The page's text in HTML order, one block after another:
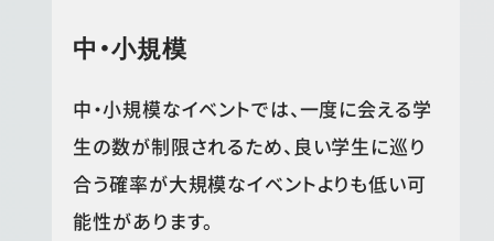
中・小規模
中・小規模なイベントでは、一度に会える学
生の数が制限されるため、良い学生に巡り
合う確率が大規模なイベントよりも低い可
能性があります。